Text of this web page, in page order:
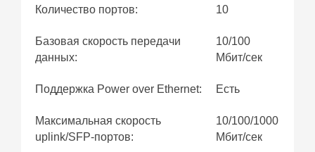
Количество портов:
10
Базовая скорость передачи
данных:
10/100
Мбит/сек
Поддержка Power over Ethernet: Есть
Максимальная скорость
uplink/SFP-портов:
10/100/1000
Мбит/сек